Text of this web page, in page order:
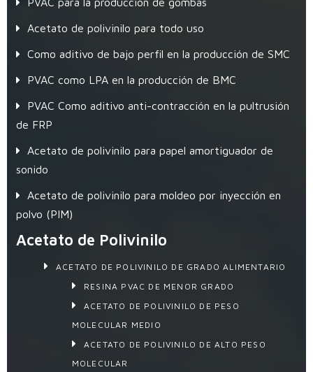
Acetato de polivinilo para todo uso
Como aditivo de bajo perfil en la producción de SMC
PVAC como LPA en la producción de BMC
PVAC Como aditivo anti-contracción en la pultrusión
de FRP
Acetato de polivinilo para papel amortiguador de
sonido
Acetato de polivinilo para moldeo por inyección en
polvo (PIM)
Acetato de Polivinilo
ACETATO DE POLIVINILO DE GRADO ALIMENTARIO
RESINA PVAC DE MENOR GRADO
ACETATO DE POLIVINILO DE PESO
MOLECULAR MEDIO
ACETATO DE POLIVINILO DE ALTO PESO
MOLECULAR